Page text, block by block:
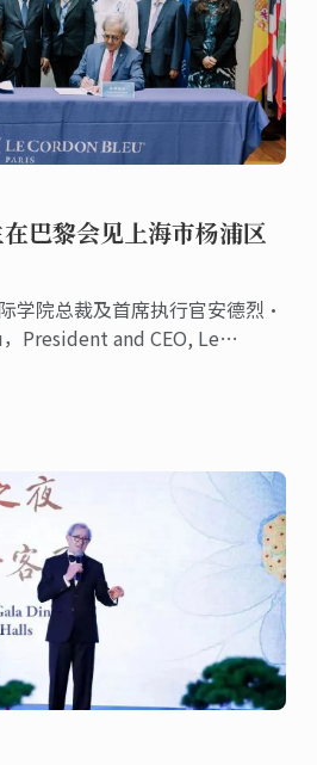
巴黎会见上海市杨浦区
学院总裁及首席执行官安德烈·
President and CEO, Le